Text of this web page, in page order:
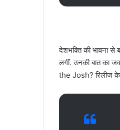
देशभक्ति की भावना
लगीं. उनकी बात का
the Josh? रिलीज के